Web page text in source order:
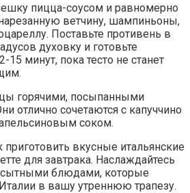
пицца-соусом и равномерно
ветчину, шампиньоны,
Поставьте противень в
духовку и готовьте
минут, пока тесто не станет
горячими, посыпанными
отлично сочетаются с капуччино
соком.
приготовить вкусные итальянские
для завтрака. Наслаждайтесь
блюдами, которые
в вашу утреннюю трапезу.